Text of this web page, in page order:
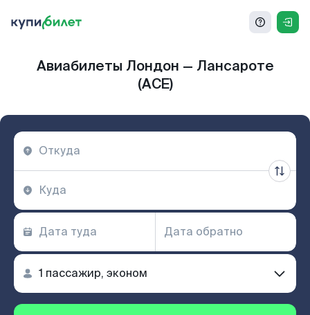
Авиабилеты Лондон — Лансароте
(ACE)